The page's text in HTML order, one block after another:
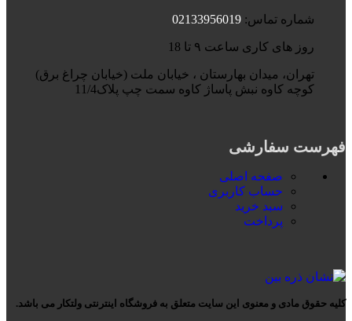
شماره تماس: 02133956019
روز های کاری ساعت ۹ تا 18
تهران، میدان بهارستان ، خیابان ملت (خیابان چراغ برق)
کوچه کاوه نبش پاساژ کاوه سمت چپ پلاک11/4
فهرست سفارشی
صفحه اصلی
حساب کاربری
سبد خرید
پرداخت
کلیه حقوق مادی و معنوی این سایت متعلق به فروشگاه اینترنتی ولتکار می باشد.